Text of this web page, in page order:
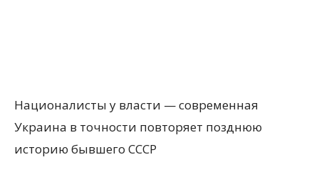
Националисты у власти — современная
Украина в точности повторяет позднюю
историю бывшего СССР